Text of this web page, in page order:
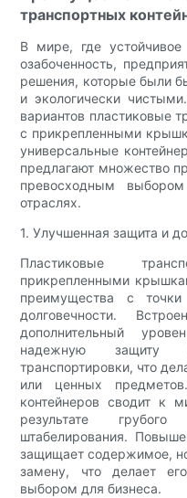
транспортных
В мире, где
озабоченность,
решения, которые были
и экологически
вариантов пластиковые
с прикрепленными
универсальные
предлагают множество
превосходным
отраслях.
1. Улучшенная защита и
Пластиковые
прикрепленными
преимущества с
долговечности.
дополнительный
надежную защиту
транспортировки, что
или ценных
контейнеров сводит к
результате
штабелирования.
защищает содержимое,
замену, что делает
выбором для бизнеса.